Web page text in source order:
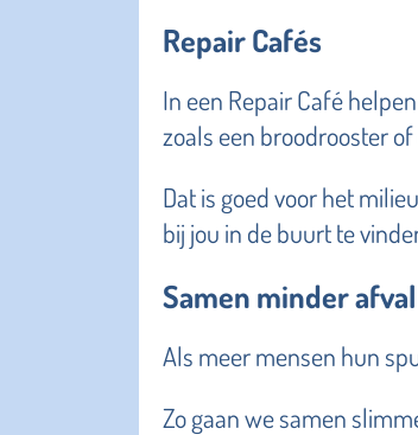
Repair Cafés
In een Repair Café
zoals een broodrooster
Dat is goed voor het
bij jou in de buurt te
Samen minder afval
Als meer mensen hun
Zo gaan we samen